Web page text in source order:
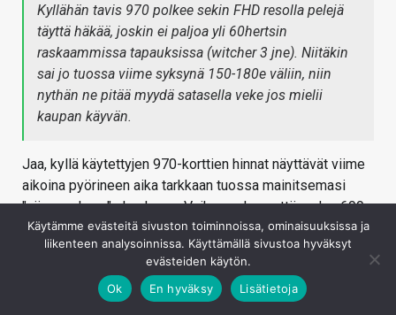
Kyllähän tavis 970 polkee sekin FHD resolla pelejä
täyttä häkää, joskin ei paljoa yli 60hertsin
raskaammissa tapauksissa (witcher 3 jne). Niitäkin
sai jo tuossa viime syksynä 150-180e väliin, niin
nythän ne pitää myydä satasella veke jos mielii
kaupan käyvän.
Jaa, kyllä käytettyjen 970-korttien hinnat näyttävät viime
aikoina pyörineen aika tarkkaan tuossa mainitsemasi
"viime syksyn" skaalassa. Vaikea uskoa, että uuden 699
taalan näytönohjaimen julkaisu vaikuttaisi käytettyjen
970-korttien hintaan mitenkään.
Kirjaudu sisään vastataksesi
Käytämme evästeitä sivuston toiminnoissa, ominaisuuksissa ja
liikenteen analysoinnissa. Käyttämällä sivustoa hyväksyt
evästeiden käytön.
Ok
En hyväksy Lisätietoja